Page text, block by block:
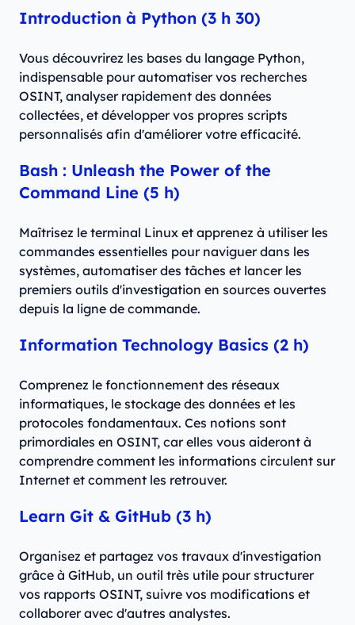
Introduction à Python (3 h 30)
Vous découvrirez les bases du langage Python,
indispensable pour automatiser vos recherches
OSINT, analyser rapidement des données
collectées, et développer vos propres scripts
personnalisés afin d'améliorer votre efficacité.
Bash : Unleash the Power of the
Command Line (5 h)
Maîtrisez le terminal Linux et apprenez à utiliser les
commandes essentielles pour naviguer dans les
systèmes, automatiser des tâches et lancer les
premiers outils d'investigation en sources ouvertes
depuis la ligne de commande.
Information Technology Basics (2 h)
Comprenez le fonctionnement des réseaux
informatiques, le stockage des données et les
protocoles fondamentaux. Ces notions sont
primordiales en OSINT, car elles vous aideront à
comprendre comment les informations circulent sur
Internet et comment les retrouver.
Learn Git & GitHub (3 h)
Organisez et partagez vos travaux d'investigation
grâce à GitHub, un outil très utile pour structurer
vos rapports OSINT, suivre vos modifications et
collaborer avec d'autres analystes.